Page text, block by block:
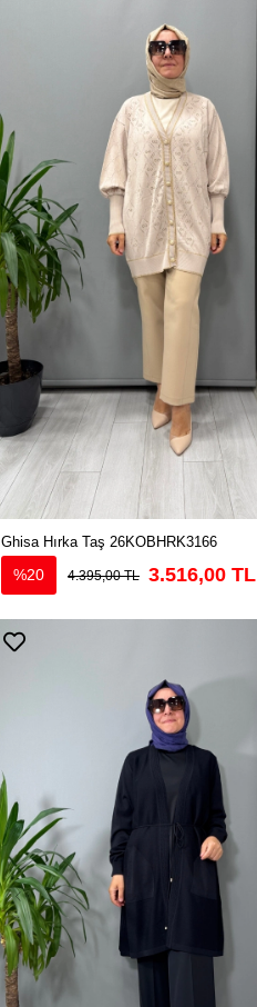
Ghisa Hırka Taş 26KOBHRK3166
%20 4.395,00 TL 3.516,00 TL